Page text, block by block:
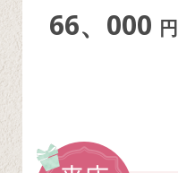
66、000 円